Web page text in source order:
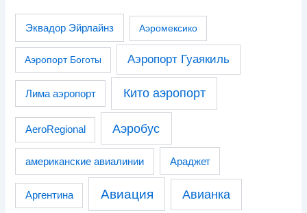
Эквадор Эйрлайнз Аэромексико
Аэропорт Боготы Аэропорт Гуаякиль
Лима аэропорт Кито аэропорт
AeroRegional Аэробус
американские авиалинии Араджет
Аргентина Авиация Авианка